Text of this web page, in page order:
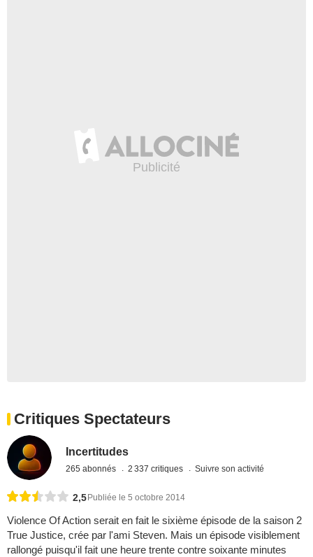
Critiques Spectateurs
Incertitudes
265 abonnés 2 337 critiques Suivre son activité
2,5 Publiée le 5 octobre 2014
Violence Of Action serait en fait le sixième épisode de la saison 2
True Justice, crée par l'ami Steven. Mais un épisode visiblement
rallongé puisqu'il fait une heure trente contre soixante minutes